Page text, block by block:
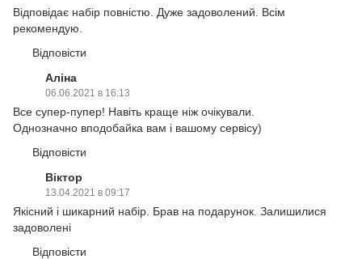
Відповідає набір повністю. Дуже задоволений. Всім
рекомендую.
Відповісти
Аліна
06.06.2021 в 16:13
Все супер-пупер! Навіть краще ніж очікували.
Однозначно вподобайка вам і вашому сервісу)
Відповісти
Віктор
13.04.2021 в 09:17
Якісний і шикарний набір. Брав на подарунок. Залишилися
задоволені
Відповісти